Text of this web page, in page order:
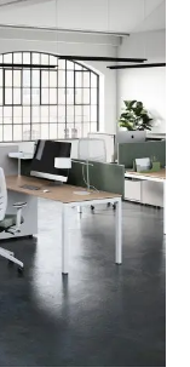
Next